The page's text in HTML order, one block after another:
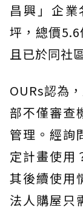
昌興」企
坪，總價5.6
且已於同社
OURs認為
部不僅審查
管理。經詢
定計畫使用
其後續使用
法人購屋只